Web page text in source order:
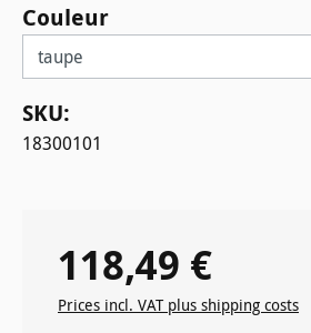
Sélectionnez
Couleur
SKU:
18300101
Prix régulier :
118,49 €
Prices incl. VAT plus shipping costs